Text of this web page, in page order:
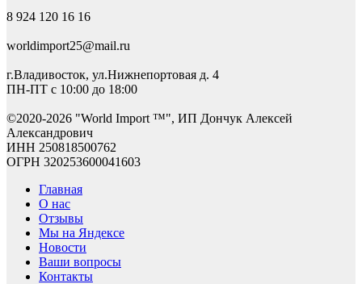
8 924 120 16 16
worldimport25@mail.ru
г.Владивосток, ул.Нижнепортовая д. 4
ПН-ПТ с 10:00 до 18:00
©2020-2026 "World Import ™", ИП Дончук Алексей
Александрович
ИНН 250818500762
ОГРН 320253600041603
Главная
О нас
Отзывы
Мы на Яндексе
Новости
Ваши вопросы
Контакты